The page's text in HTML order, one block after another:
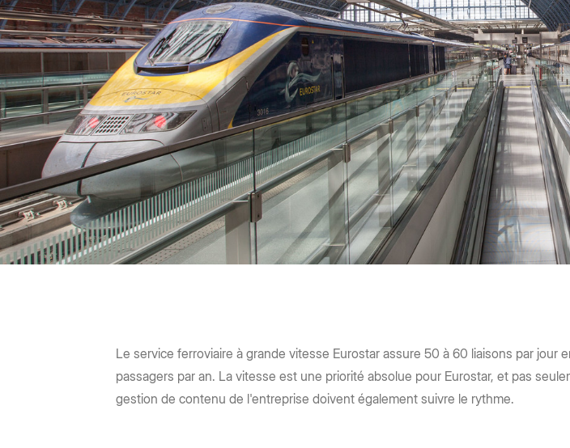
App senza codice
App intelligenti per qualsiasi flusso di lavoro
Hubs
Portali di contenuti basati sull'intelligenza
artificiale
Amministrazione IT
Controlli, visibilità, migrazione
Vedi tutti i prodotti e le funzionalità
Le service ferroviaire à grande vitesse Eurostar assure 50 à 60 liaisons par jour
passagers par an. La vitesse est une priorité absolue pour Eurostar, et pas
gestion de contenu de l'entreprise doivent également suivre le rythme.